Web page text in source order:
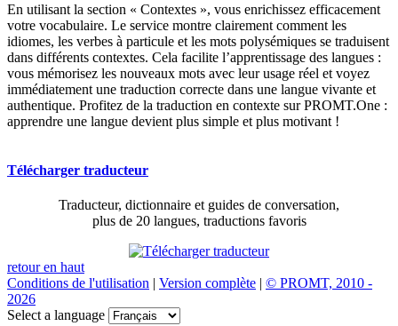
En utilisant la section « Contextes », vous enrichissez efficacement
votre vocabulaire. Le service montre clairement comment les
idiomes, les verbes à particule et les mots polysémiques se traduisent
dans différents contextes. Cela facilite l’apprentissage des langues :
vous mémorisez les nouveaux mots avec leur usage réel et voyez
immédiatement une traduction correcte dans une langue vivante et
authentique. Profitez de la traduction en contexte sur PROMT.One :
apprendre une langue devient plus simple et plus motivant !
Télécharger traducteur
Traducteur, dictionnaire et guides de conversation,
plus de 20 langues, traductions favoris
retour en haut
Conditions de l'utilisation | Version complète | © PROMT, 2010 -
2026
Select a language